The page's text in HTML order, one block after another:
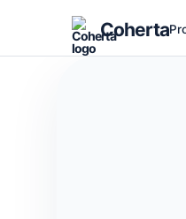
Coherta